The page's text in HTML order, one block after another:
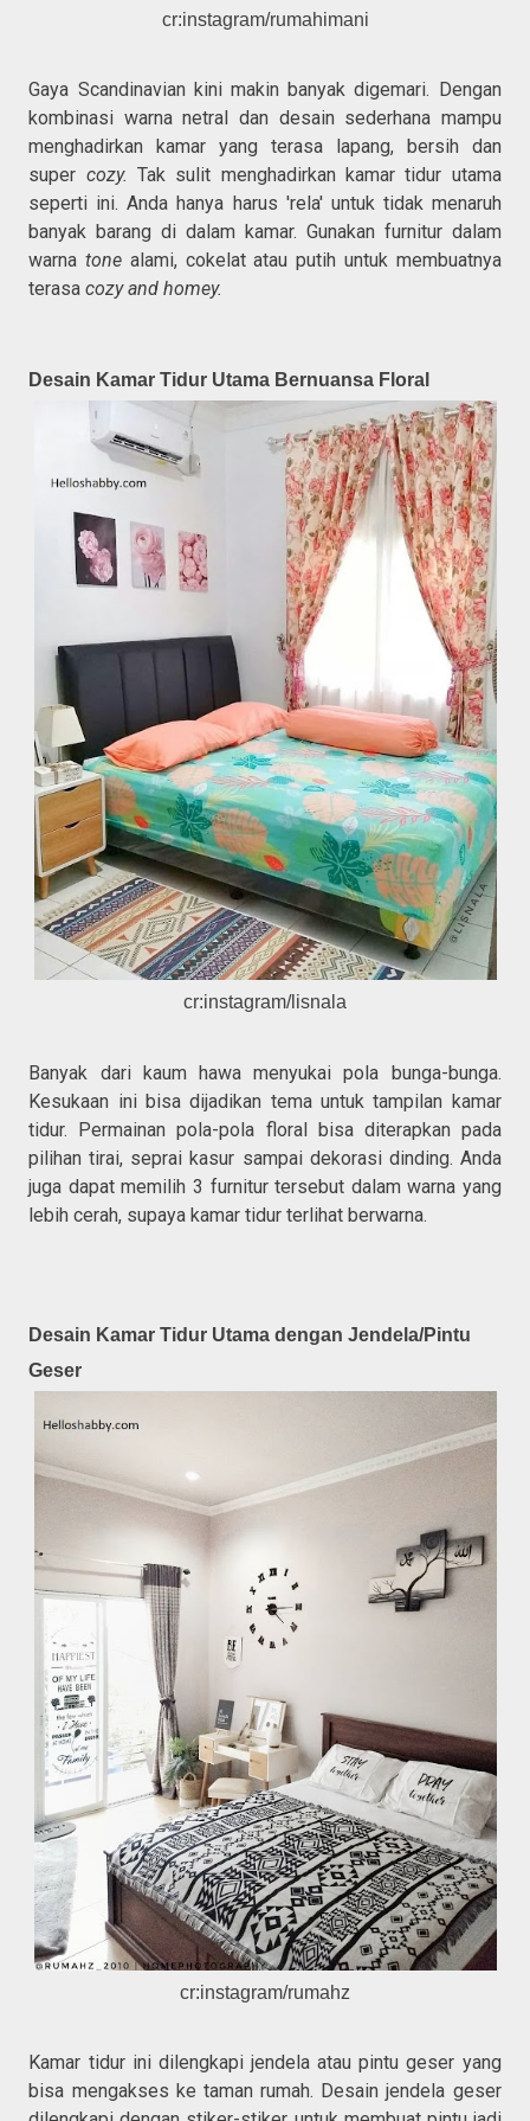
cr:instagram/rumahimani
Gaya Scandinavian kini makin banyak digemari. Dengan
kombinasi warna netral dan desain sederhana mampu
menghadirkan kamar yang terasa lapang, bersih dan
super cozy.Tak sulit menghadirkan kamar tidur utama
seperti ini. Anda hanya harus 'rela' untuk tidak menaruh
banyak barang di dalam kamar. Gunakan furnitur dalam
warnatone alami, cokelat atau putih untuk membuatnya
terasacozy and homey.
Desain Kamar Tidur Utama Bernuansa Floral
cr:instagram/lisnala
Banyak dari kaum hawa menyukai pola bunga-bunga.
Kesukaan ini bisa dijadikan tema untuk tampilan kamar
tidur. Permainan pola-pola floral bisa diterapkan pada
pilihan tirai, seprai kasur sampai dekorasi dinding. Anda
juga dapat memilih 3 furnitur tersebut dalam warna yang
lebih cerah, supaya kamar tidur terlihat berwarna.
Desain Kamar Tidur Utama dengan Jendela/Pintu
Geser
cr:instagram/rumahz
Kamar tidur ini dilengkapi jendela atau pintu geser yang
bisa mengakses ke taman rumah. Desain jendela geser